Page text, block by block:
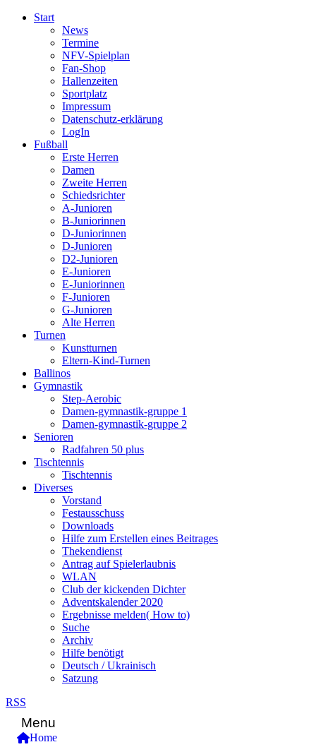
Start
News
Termine
NFV-Spielplan
Fan-Shop
Hallenzeiten
Sportplatz
Impressum
Datenschutz-erklärung
LogIn
Fußball
Erste Herren
Damen
Zweite Herren
Schiedsrichter
A-Junioren
B-Juniorinnen
D-Juniorinnen
D-Junioren
D2-Junioren
E-Junioren
E-Juniorinnen
F-Junioren
G-Junioren
Alte Herren
Turnen
Kunstturnen
Eltern-Kind-Turnen
Ballinos
Gymnastik
Step-Aerobic
Damen-gymnastik-gruppe 1
Damen-gymnastik-gruppe 2
Senioren
Radfahren 50 plus
Tischtennis
Tischtennis
Diverses
Vorstand
Festausschuss
Downloads
Hilfe zum Erstellen eines Beitrages
Thekendienst
Antrag auf Spielerlaubnis
WLAN
Club der kickenden Dichter
Adventskalender 2020
Ergebnisse melden( How to)
Suche
Archiv
Hilfe benötigt
Deutsch / Ukrainisch
Satzung
RSS
Menu
Home